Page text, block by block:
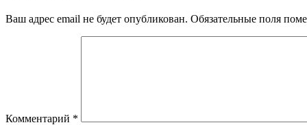
Ваш адрес email не будет опубликован. Обязательные поля
Комментарий *